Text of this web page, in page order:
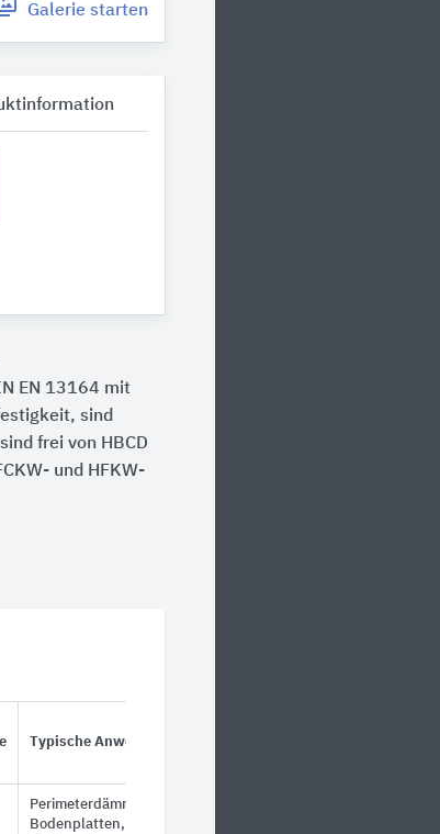
Galerie starten
EN 13164 mit
sind
frei von HBCD
und HFKW-
Typische Anwendungen
Perimeterdämmung unter
Bodenplatten,